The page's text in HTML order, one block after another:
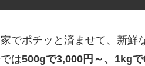
でポチッと済ませて、新鮮
は500gで3,000円～、1kg